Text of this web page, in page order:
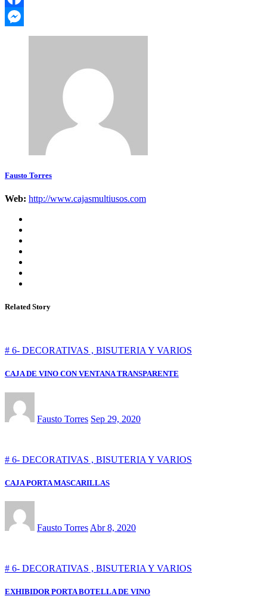
Facebook
Messenger
Fausto Torres
Web: http://www.cajasmultiusos.com
Related Story
# 6- DECORATIVAS , BISUTERIA Y VARIOS
CAJA DE VINO CON VENTANA TRANSPARENTE
Fausto Torres Sep 29, 2020
# 6- DECORATIVAS , BISUTERIA Y VARIOS
CAJA PORTA MASCARILLAS
Fausto Torres Abr 8, 2020
# 6- DECORATIVAS , BISUTERIA Y VARIOS
EXHIBIDOR PORTA BOTELLA DE VINO